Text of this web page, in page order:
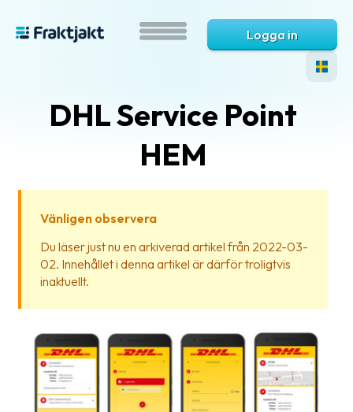
är
Fraktjakt?
Hjälp?
Vanliga
frågor
&
svar
Logga in
DHL Service Point
HEM
Vänligen observera
Du läser just nu en arkiverad artikel från 2022-03-
02. Innehållet i denna artikel är därför troligtvis
inaktuellt.